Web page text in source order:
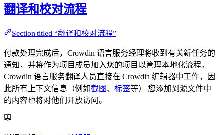
翻译和校对流程
Section titled “翻译和校对流程”
付款处理完成后，Crowdin 语言服务经理将收到有关新任务的
通知，并将作为项目成员加入您的项目以管理本地化流程。
Crowdin 语言服务翻译人员直接在 Crowdin 编辑器中工作，因
此所有上下文信息（例如截图 、 标签等） 您添加到源文件中
的内容也将对他们开放访问。